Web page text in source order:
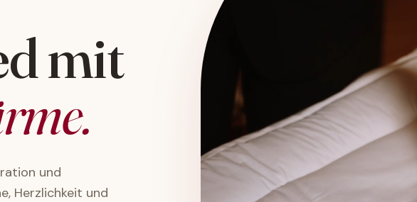
mit
und
Herzlichkeit und